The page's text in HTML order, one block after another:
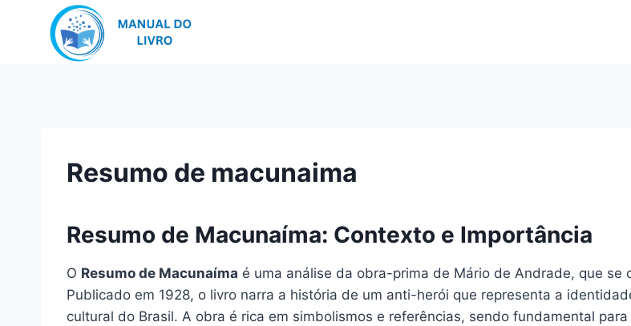
Resumo de macunaima
Resumo de Macunaíma: Contexto e Importância
O Resumo de Macunaíma é uma análise da obra-prima de Mário de Andrade, que
Publicado em 1928, o livro narra a história de um anti-herói que representa a
cultural do Brasil. A obra é rica em simbolismos e referências, sendo fundamental